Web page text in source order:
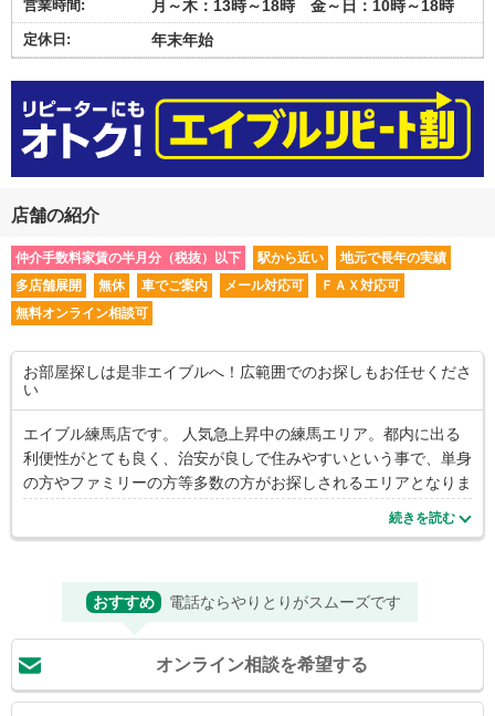
営業時間: 月～木：13時～18時 金～日：10時～18時
定休日: 年末年始
店舗の紹介
仲介手数料家賃の半月分（税抜）以下 駅から近い
地元で長年の実績
多店舗展開
無休 車でご案内 メール対応可
ＦＡＸ対応可
無料オンライン相談可
お部屋探しは是非エイブルへ！広範囲でのお探しもお任せくださ
い
エイブル練馬店です。 人気急上昇中の練馬エリア。都内に出る
利便性がとても良く、治安が良しで住みやすいという事で、単身
の方やファミリーの方等多数の方がお探しされるエリアとなりま
す！練馬駅近辺に限らず、新江古田、豊島園、練馬春日町、光が
にスタッフへお尋ね下さい。お仕事帰りが遅くなる方や共働きの
めてのお部屋探しは不安がいっぱいだと思いますが、練馬店の元
気いっぱいで明るいスタッフがお客様の視線に立ち、不安を解消
できるよう親身にご紹介させて頂きます！予算内でお部屋を見つ
続きを読む
おすすめ 電話ならやりとりがスムーズです
オンライン相談を希望する